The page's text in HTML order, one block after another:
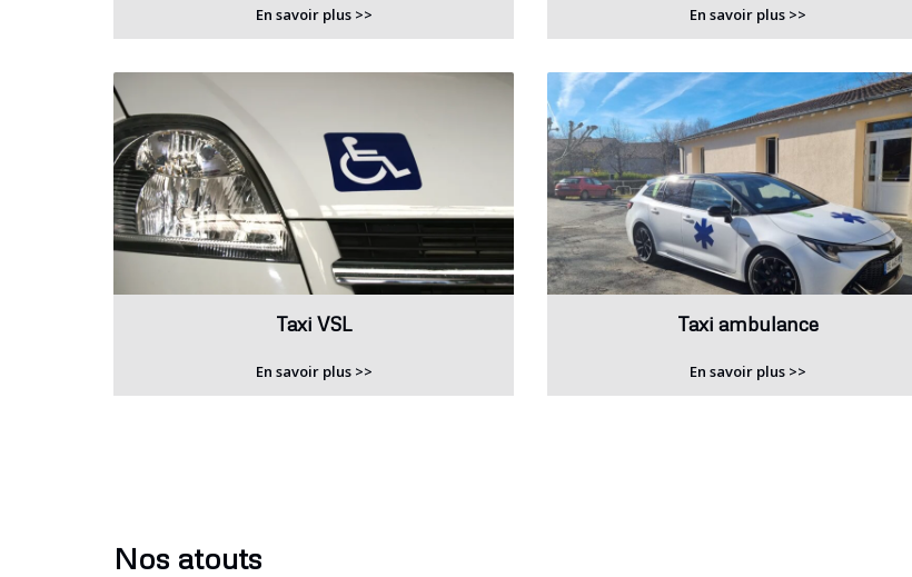
En savoir plus >> En savoir plus >>
Taxi VSL
En savoir plus >>
Taxi ambulance
En savoir plus >>
Nos atouts